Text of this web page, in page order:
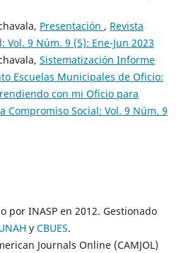
Presentación , Revista
Vol. 9 Núm. 9 (5): Ene-Jun 2023
Sistematización Informe
Escuelas Municipales de Oficio:
con mi Oficio para
Compromiso Social: Vol. 9 Núm. 9
por INASP en 2012. Gestionado
y CBUES.
Journals Online (CAMJOL)